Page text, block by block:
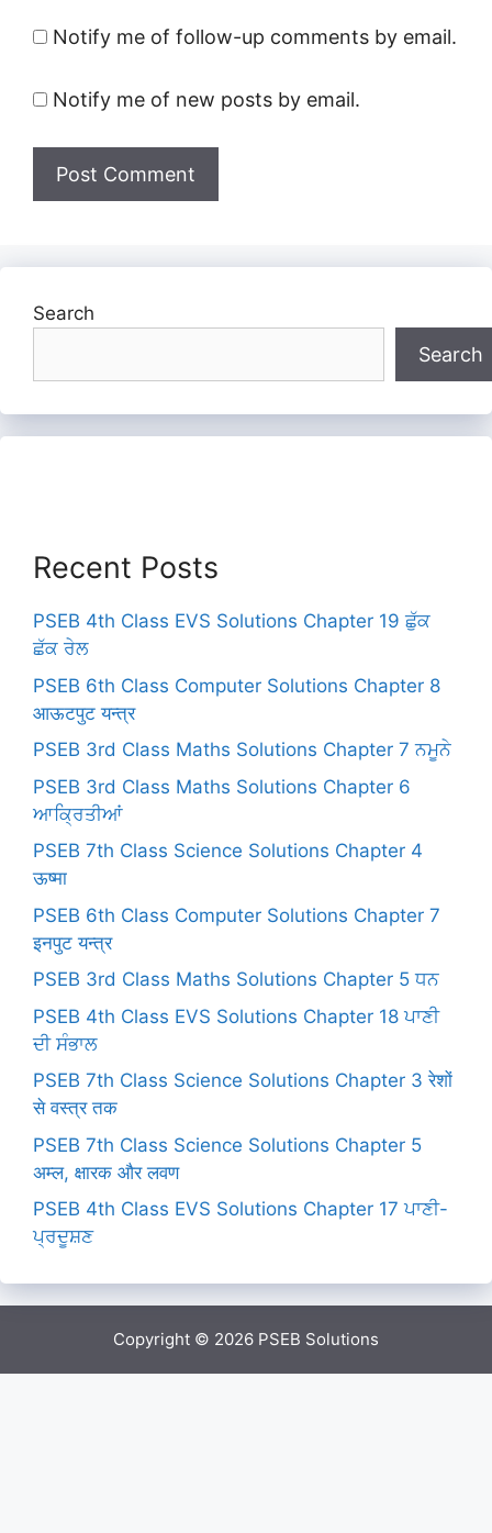
Notify me of follow-up comments by email.
Notify me of new posts by email.
Search
Search
Recent Posts
PSEB 4th Class EVS Solutions Chapter 19 ਛੁੱਕ
ਛੱਕ ਰੇਲ
PSEB 6th Class Computer Solutions Chapter 8
आऊटपुट यन्त्र
PSEB 3rd Class Maths Solutions Chapter 7 ਨਮੂਨੇ
PSEB 3rd Class Maths Solutions Chapter 6
ਆਕ੍ਰਿਤੀਆਂ
PSEB 7th Class Science Solutions Chapter 4
ऊष्मा
PSEB 6th Class Computer Solutions Chapter 7
इनपुट यन्त्र
PSEB 3rd Class Maths Solutions Chapter 5 ਧਨ
PSEB 4th Class EVS Solutions Chapter 18 ਪਾਣੀ
ਦੀ ਸੰਭਾਲ
PSEB 7th Class Science Solutions Chapter 3 रेशों
से वस्त्र तक
PSEB 7th Class Science Solutions Chapter 5
अम्ल, क्षारक और लवण
PSEB 4th Class EVS Solutions Chapter 17 ਪਾਣੀ-
ਪ੍ਰਦੂਸ਼ਣ
Copyright © 2026 PSEB Solutions